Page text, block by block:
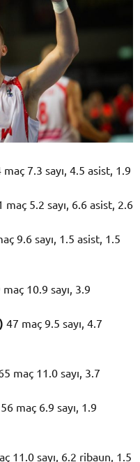
maç 7.3 sayı, 4.5 asist, 1.9
maç 5.2 sayı, 6.6 asist, 2.6
9.6 sayı, 1.5 asist, 1.5
maç 10.9 sayı, 3.9
47 maç 9.5 sayı, 4.7
maç 11.0 sayı, 3.7
maç 6.9 sayı, 1.9
11.0 sayı, 6.2 ribaun, 1.5